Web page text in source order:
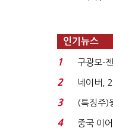
인기뉴스
1
구광모-
로봇·AI
2
네이버,
비 0.2%
3
(특징주)
지에 상
4
중국 이